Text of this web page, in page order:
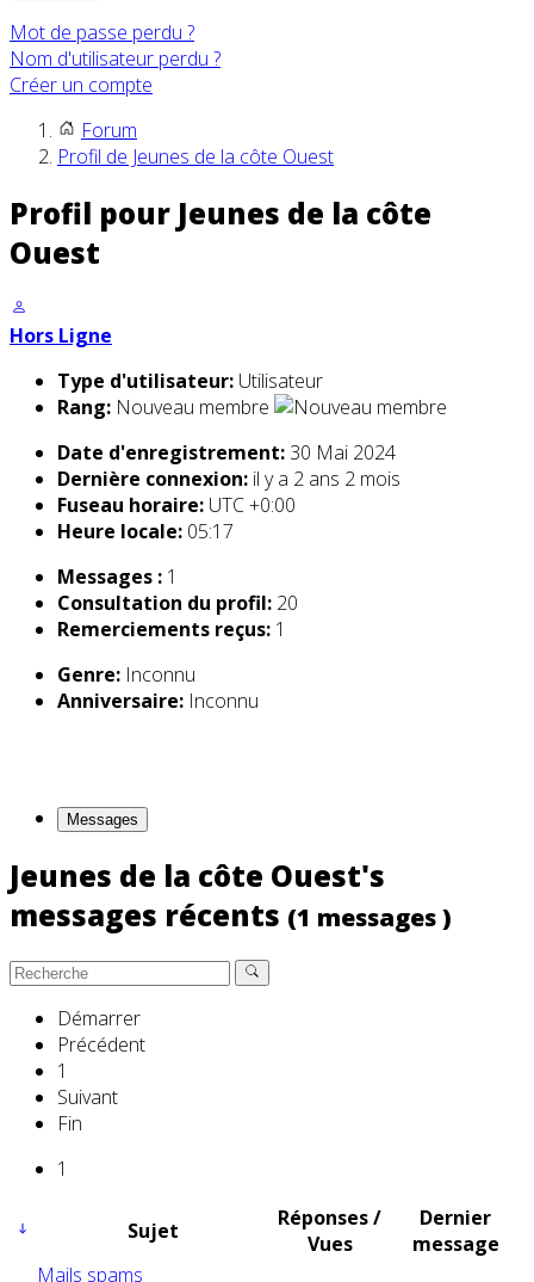
Mot de passe perdu ?
Nom d'utilisateur perdu ?
Créer un compte
Forum
Profil de Jeunes de la côte Ouest
Profil pour Jeunes de la côte
Ouest
Hors Ligne
Type d'utilisateur: Utilisateur
Rang: Nouveau membre
Date d'enregistrement: 30 Mai 2024
Dernière connexion: il y a 2 ans 2 mois
Fuseau horaire: UTC +0:00
Heure locale: 05:17
Messages : 1
Consultation du profil: 20
Remerciements reçus: 1
Genre: Inconnu
Anniversaire: Inconnu
Messages
Jeunes de la côte Ouest's
messages récents (1 messages )
Démarrer
Précédent
1
Suivant
Fin
1
Sujet
Réponses /
Vues
Dernier
message
Mails spams